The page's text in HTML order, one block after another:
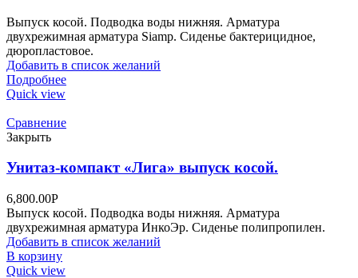
Выпуск косой. Подводка воды нижняя. Арматура
двухрежимная арматура Siamp. Сиденье бактерицидное,
дюропластовое.
Добавить в список желаний
Подробнее
Quick view
Сравнение
Закрыть
Унитаз-компакт «Лига» выпуск косой.
6,800.00Р
Выпуск косой. Подводка воды нижняя. Арматура
двухрежимная арматура ИнкоЭр. Сиденье полипропилен.
Добавить в список желаний
В корзину
Quick view